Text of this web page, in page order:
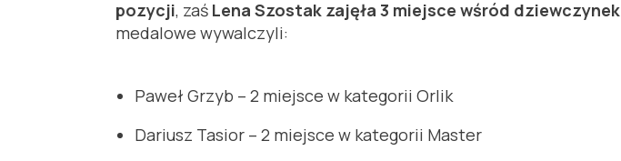
pozycji, zaś Lena Szostak zajęła 3 miejsce wśród dziewczynek
medalowe wywalczyli:
Paweł Grzyb – 2 miejsce w kategorii Orlik
Dariusz Tasior – 2 miejsce w kategorii Master